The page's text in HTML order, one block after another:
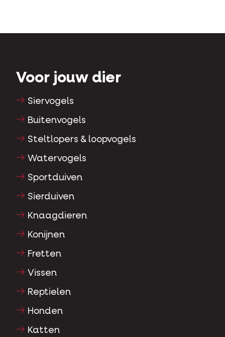
Voor jouw dier
Siervogels
Buitenvogels
Steltlopers & loopvogels
Watervogels
Sportduiven
Sierduiven
Knaagdieren
Konijnen
Fretten
Vissen
Reptielen
Honden
Katten